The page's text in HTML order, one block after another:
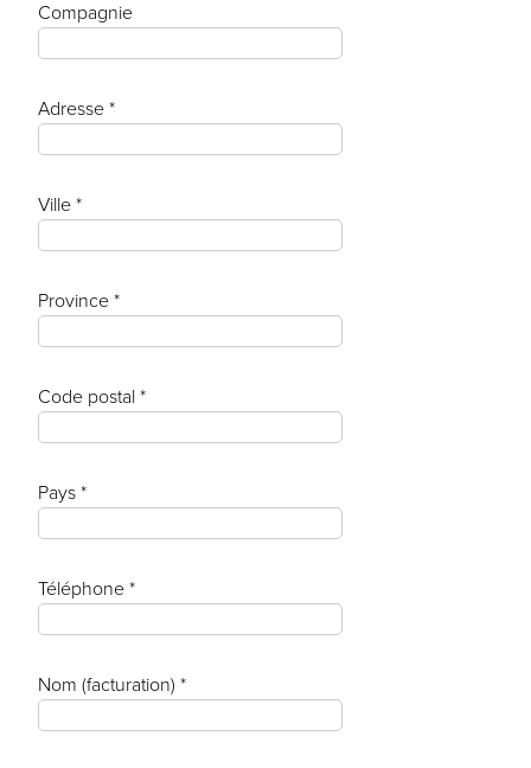
Compagnie
Adresse *
Ville *
Province *
Code postal *
Pays *
Téléphone *
Nom (facturation) *